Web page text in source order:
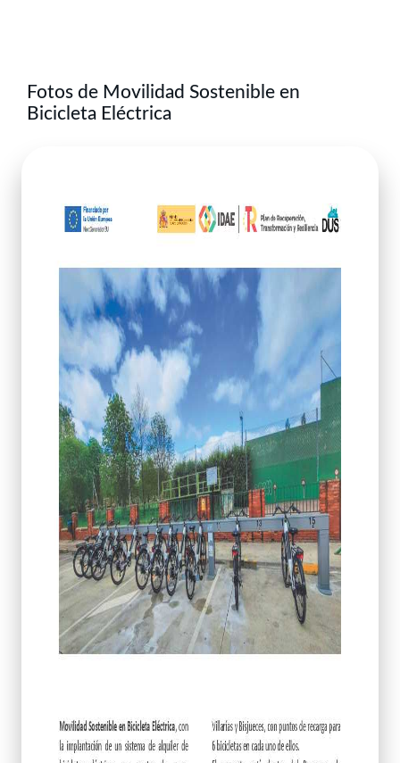
Fotos de Movilidad Sostenible en
Bicicleta Eléctrica